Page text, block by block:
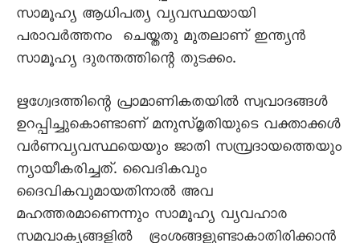
സാമൂഹ്യ ആധിപത്യ വ്യവസ്ഥയായി
പരാവർത്തനം ചെയ്തതു മുതലാണ് ഇന്ത്യൻ
സാമൂഹ്യ ദുരന്തത്തിന്റെ തുടക്കം.
ഋഗ്വേദത്തിന്റെ പ്രാമാണികതയിൽ സ്വവാദങ്ങൾ
ഉറപ്പിച്ചുകൊണ്ടാണ് മനുസ്മൃതിയുടെ വക്താക്കൾ
വർണവ്യവസ്ഥയെയും ജാതി സമ്പ്രദായത്തെയും
ന്യായീകരിച്ചത്. വൈദികവും
ദൈവികവുമായതിനാൽ അവ
മഹത്തരമാണെന്നും സാമൂഹ്യ വ്യവഹാര
സമവാക്യങ്ങളിൽ ഭ്രംശങ്ങളുണ്ടാകാതിരിക്കാൻ